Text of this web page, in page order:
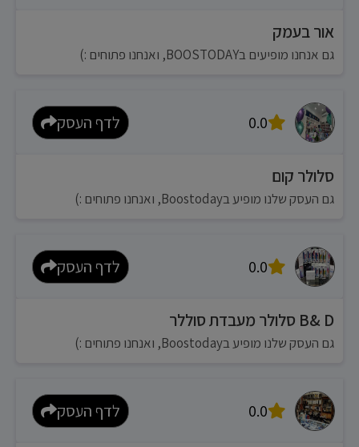
אור בעמק
גם אנחנו מופיעים בBOOSTODAY, ואנחנו פתוחים :)
0.0 לדף העסק
סלולר קום
גם העסק שלנו מופיע בBoostoday, ואנחנו פתוחים :)
0.0 לדף העסק
B& D סלולר מעבדת סוללר
גם העסק שלנו מופיע בBoostoday, ואנחנו פתוחים :)
0.0 לדף העסק